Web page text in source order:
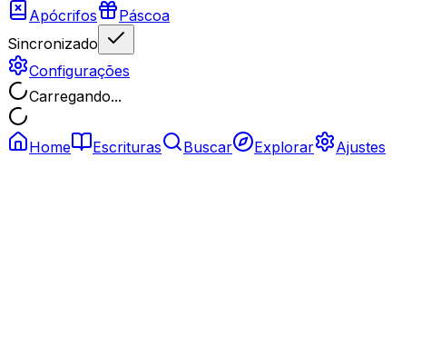
Apócrifos
Páscoa
Sincronizado
Configurações
Carregando...
Home Escrituras Buscar Explorar Ajustes